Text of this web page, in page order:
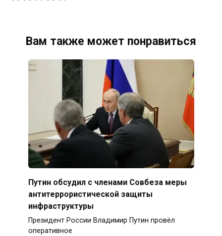
Вам также может понравиться
Путин обсудил с членами Совбеза меры
антитеррористической защиты
инфраструктуры
Президент России Владимир Путин провёл
оперативное